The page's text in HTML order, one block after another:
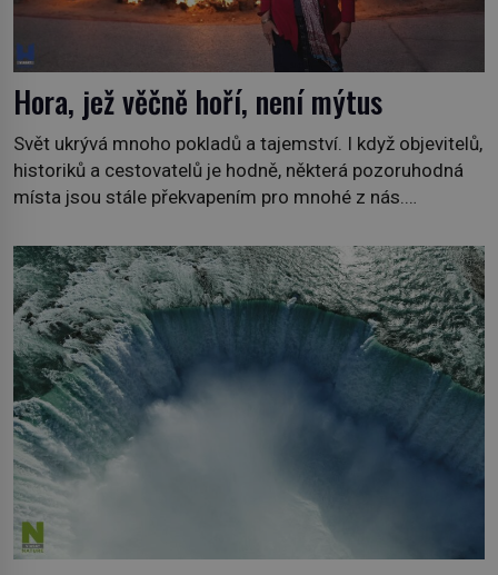
Hora, jež věčně hoří, není mýtus
Svět ukrývá mnoho pokladů a tajemství. I když objevitelů,
historiků a cestovatelů je hodně, některá pozoruhodná
místa jsou stále překvapením pro mnohé z nás.
Albánie či úchvatná atmosféra Kypru jsou jedny z míst,
která nám mají co nabídnout a vyprávět. Uznávaná
historička Bettany Hughes, se vydala prozkoumat
pozoruhodné úkazy, o kterých jste možná doposud
neslyšeli. Hora, […]